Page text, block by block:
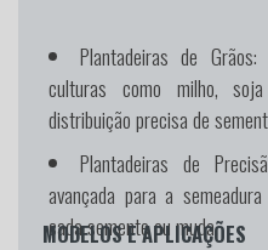
Plantadeiras de Grãos:
culturas como milho,
distribuição precisa de
Plantadeiras de
avançada para a
cada semente ou muda.
MODELOS E APLICAÇÕES